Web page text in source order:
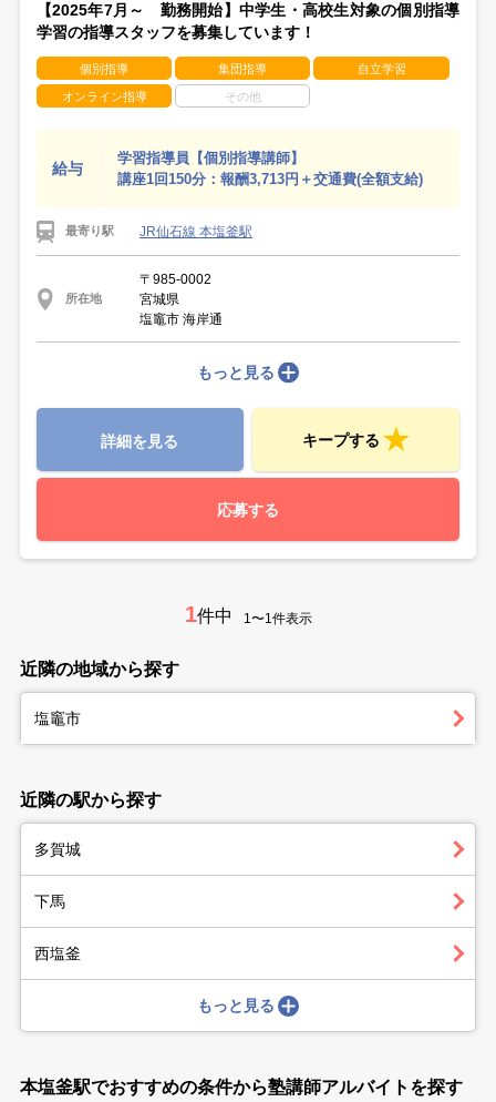
【2025年7月～ 勤務開始】中学生・高校生対象の個別指導
学習の指導スタッフを募集しています！
個別指導 集団指導 自立学習
オンライン指導 その他
給与
学習指導員【個別指導講師】
講座1回150分：報酬3,713円＋交通費(全額支給)
最寄り駅 JR仙石線 本塩釜駅
所在地
〒985-0002
宮城県
塩竈市 海岸通
もっと見る
詳細を見る キープする
応募する
1件中 1〜1件表示
近隣の地域から探す
塩竈市
近隣の駅から探す
多賀城
下馬
西塩釜
もっと見る
本塩釜駅でおすすめの条件から塾講師アルバイトを探す